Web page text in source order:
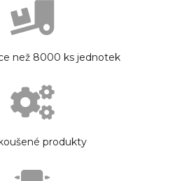
než 8000 ks jednotek
produkty